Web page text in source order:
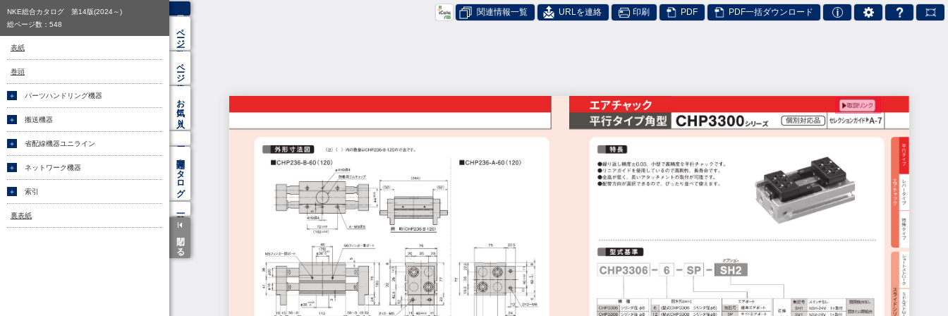
関連情報一覧 URLを連絡 印刷 PDF PDF一括ダウンロード
ページ一覧
ページ検索
お気に入り
関連カタログ
閉じる
NKE総合カタログ 第14版(2024～)
総ページ数： 548
表紙
巻頭
パーツハンドリング機器
搬送機器
省配線機器ユニライン
ネットワーク機器
索引
裏表紙